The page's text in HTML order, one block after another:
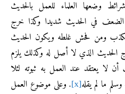
وضعها العلماء للعمل بالحديث
في الحديث شديدا وكذا خرج
ومن فحش غلطه ويكون الحديث
الذي لا أصل له وكذلك يلزم
لا يعتقد عند العمل به ثبوته لئلا
ما لم يقله[x]
. وعلى موضوع العمل